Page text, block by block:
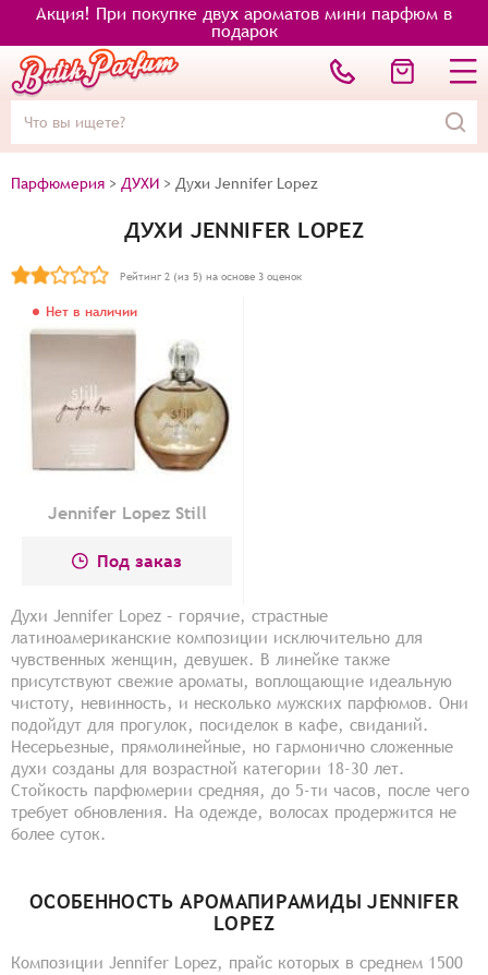
Акция! При покупке двух ароматов мини парфюм в
подарок
Парфюмерия > ДУХИ > Духи Jennifer Lopez
ДУХИ JENNIFER LOPEZ
Рейтинг 2 (из 5) на основе 3 оценок
Нет в наличии
Jennifer Lopez Still
Под заказ
Духи Jennifer Lopez – горячие, страстные
латиноамериканские композиции исключительно для
чувственных женщин, девушек. В линейке также
присутствуют свежие ароматы, воплощающие идеальную
чистоту, невинность, и несколько мужских парфюмов. Они
подойдут для прогулок, посиделок в кафе, свиданий.
Несерьезные, прямолинейные, но гармонично сложенные
духи созданы для возрастной категории 18-30 лет.
Стойкость парфюмерии средняя, до 5-ти часов, после чего
требует обновления. На одежде, волосах продержится не
более суток.
ОСОБЕННОСТЬ АРОМАПИРАМИДЫ JENNIFER
LOPEZ
Композиции Jennifer Lopez, прайс которых в среднем 1500